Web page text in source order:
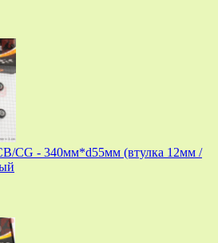
CG - 340мм*d55мм (втулка 12мм /